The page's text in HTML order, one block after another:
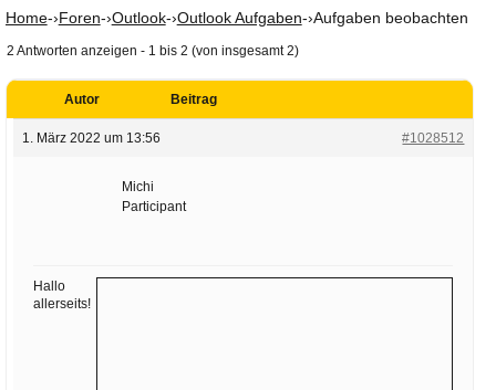
Home-›Foren-›Outlook-›Outlook Aufgaben-›Aufgaben beobachten
2 Antworten anzeigen - 1 bis 2 (von insgesamt 2)
Autor Beitrag
1. März 2022 um 13:56 #1028512
Michi
Participant
Hallo
allerseits!
Mailhilfe.de
Der ständig aktuelle
Tipps zu Thema
bereithält!
GMail, Thunderbird
oder auch
Ihre E-Mail
Adresse: